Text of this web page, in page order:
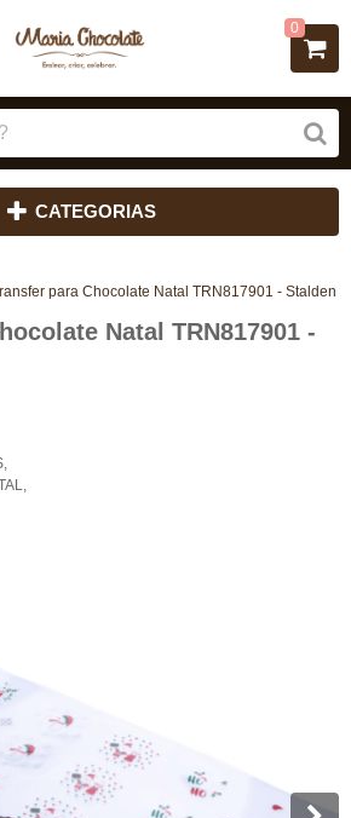
0
CATEGORIAS
para Chocolate Natal TRN817901 - Stalden
Natal TRN817901 -